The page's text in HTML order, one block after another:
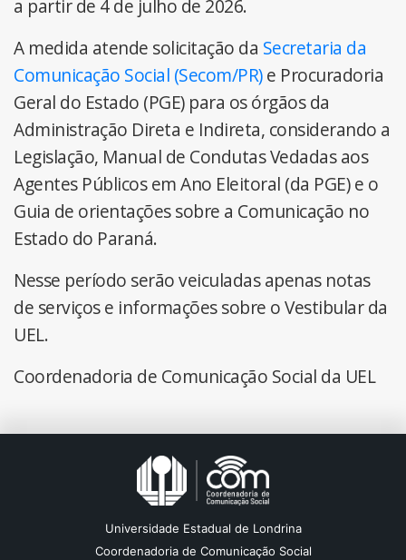
a partir de 4 de julho de 2026.
A medida atende solicitação da Secretaria da
Comunicação Social (Secom/PR)e Procuradoria
Geral do Estado (PGE) para os órgãos da
Administração Direta e Indireta, considerando a
Legislação, Manual de Condutas Vedadas aos
Agentes Públicos em Ano Eleitoral (da PGE) e o
Guia de orientações sobre a Comunicação no
Estado do Paraná.
Nesse período serão veiculadas apenas notas
de serviços e informações sobre o Vestibular da
UEL.
Coordenadoria de Comunicação Social da UEL
Universidade Estadual de Londrina
Coordenadoria de Comunicação Social